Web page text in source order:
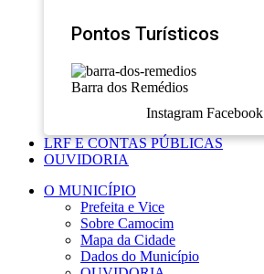
Pontos Turísticos
Barra dos Remédios
Instagram Facebook
LRF E CONTAS PÚBLICAS
OUVIDORIA
O MUNICÍPIO
Prefeita e Vice
Sobre Camocim
Mapa da Cidade
Dados do Município